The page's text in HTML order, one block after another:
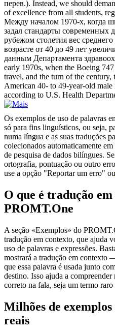
перев.). Instead, we should
of excellence from all students,
Между началом 1970-х, когда
задал стандарты современных
рубежом столетия вес
возрасте от 40 до 49 лет
данным Департамента
early 1970s, when the Boeing
travel, and the turn of the century,
American 40- to 49-year-old male
according to U.S. Health
Os exemplos de uso de palavras
só para fins linguísticos, ou seja,
numa língua e as suas traduções
colecionados automaticamente
de pesquisa de dados bilíngues.
ortografia, pontuação ou outro
use a opção "Reportar um erro" ou
O que é tradução
PROMT.One
A seção «Exemplos» do
tradução em contexto, que ajuda
uso de palavras e expressões.
mostrará a tradução em contexto
que essa palavra é usada junto
destino. Isso ajuda a
correto na fala, seja um termo
Milhões de exemplos
reais